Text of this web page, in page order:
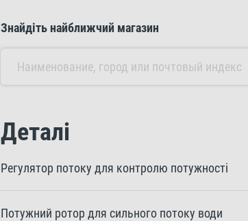
Знайдіть найближчий магазин
Деталі
Регулятор потоку для контролю потужності
Потужний ротор для сильного потоку води